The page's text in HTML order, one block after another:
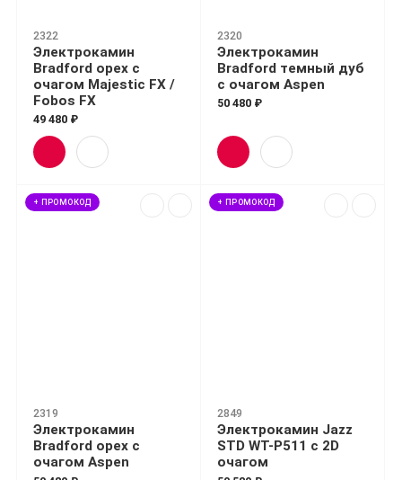
2322
Электрокамин
Bradford орех с
очагом Majestic FX /
Fobos FX
49 480 ₽
2320
Электрокамин
Bradford темный дуб
с очагом Aspen
50 480 ₽
+ ПРОМОКОД
2319
Электрокамин
Bradford орех с
очагом Aspen
+ ПРОМОКОД
2849
Электрокамин Jazz
STD WT-P511 с 2D
очагом